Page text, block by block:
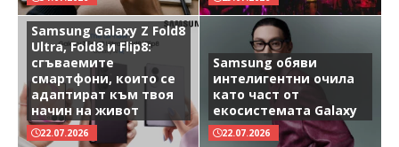
Samsung Galaxy Z Fold8
Ultra, Fold8 и Flip8:
сгъваемите
смартфони, които се
адаптират към твоя
начин на живот
22.07.2026
Samsung обяви
интелигентни очила
като част от
екосистемата Galaxy
22.07.2026